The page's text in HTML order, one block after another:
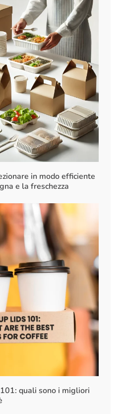
in modo efficiente
e la freschezza
quali sono i migliori